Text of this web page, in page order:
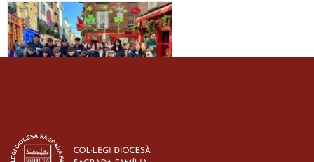
d’ESO-BSD a Irlanda